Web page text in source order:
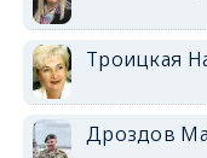
Троицкая
Дроздов